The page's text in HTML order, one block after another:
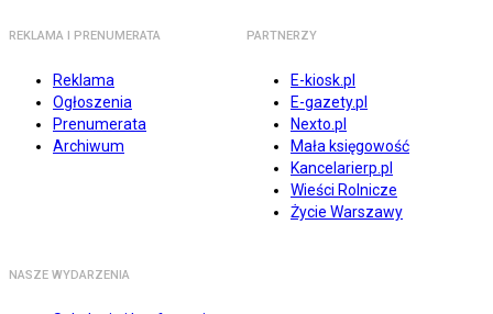
REKLAMA I PRENUMERATA
Reklama
Ogłoszenia
Prenumerata
Archiwum
PARTNERZY
E-kiosk.pl
E-gazety.pl
Nexto.pl
Mała księgowość
Kancelarierp.pl
Wieści Rolnicze
Życie Warszawy
NASZE WYDARZENIA